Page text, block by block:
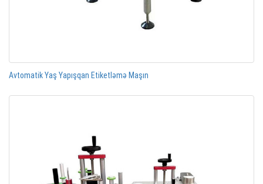
Avtomatik Yaş Yapışqan Etiketləmə Maşın